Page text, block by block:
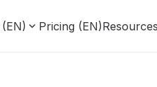
Pricing (EN)